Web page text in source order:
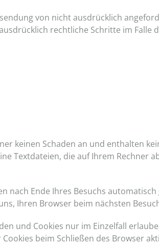
von nicht ausdrücklich
rechtliche Schritte im Falle
keinen Schaden an und enthalten
Textdateien, die auf Ihrem Rechner
nach Ende Ihres Besuchs
Ihren Browser beim nächsten
und Cookies nur im Einzelfall
beim Schließen des Browser